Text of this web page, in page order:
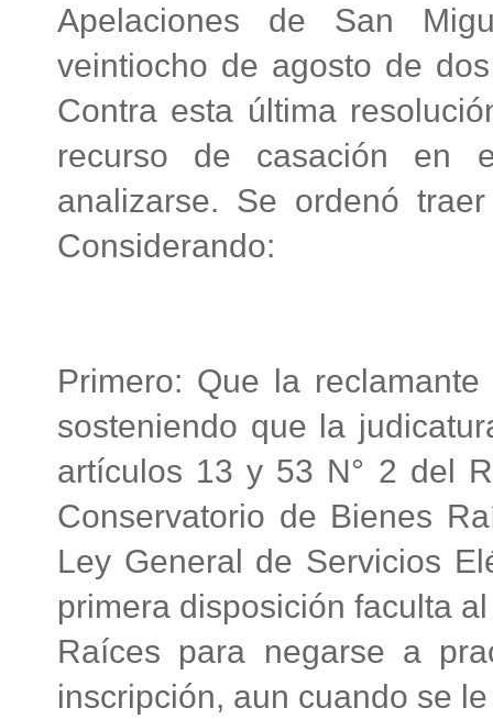
Apelaciones de San
veintiocho de agosto de
Contra esta última
recurso de casación en
analizarse. Se ordenó
Considerando:
Primero: Que la
sosteniendo que la
artículos 13 y 53 N° 2 del
Conservatorio de Bienes
Ley General de Servicios
primera disposición faculta
Raíces para negarse a
inscripción, aun cuando se